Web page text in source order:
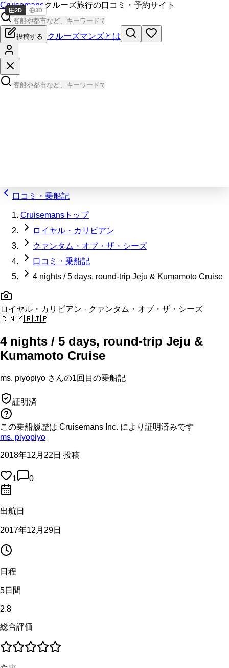
Cruisemansクルーズ旅行の口コミ・予約サイト
投稿する クルーズマンズとは
口コミ・乗船記
Cruisemansトップ
ロイヤル・カリビアン
クァンタム・オブ・ザ・シーズ
口コミ・乗船記
4 nights / 5 days, round-trip Jeju & Kumamoto Cruise
ロイヤル・カリビアン · クァンタム・オブ・ザ・シーズ
🇨🇳🇰🇷🇯🇵
4 nights / 5 days, round-trip Jeju &
Kumamoto Cruise
ms. piyopiyo さんの1回目の乗船記
証明済
この乗船履歴は Cruisemans Inc. により証明済みです
ms. piyopiyo
2018年12月22日 投稿
1 0
出航日
2017年12月29日
日程
5日間
2.8
総合評価
2D 3D